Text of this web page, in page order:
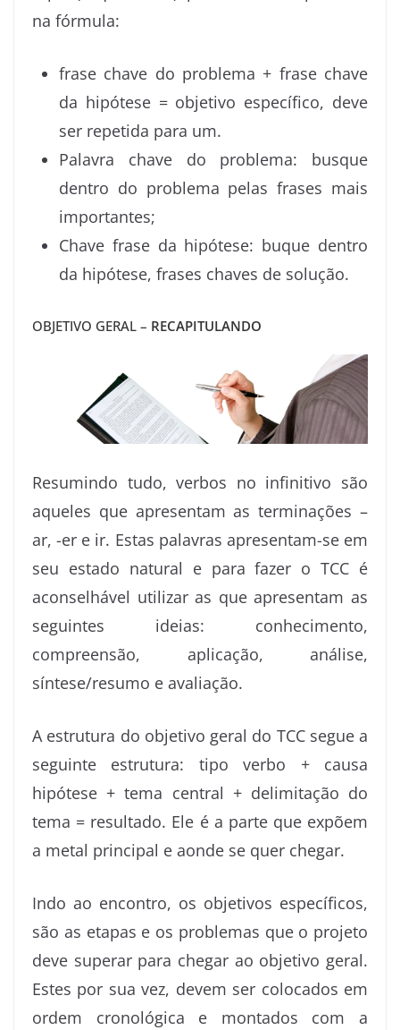
na fórmula:
frase chave do problema + frase chave
da hipótese = objetivo específico, deve
ser repetida para um.
Palavra chave do problema: busque
dentro do problema pelas frases mais
importantes;
Chave frase da hipótese: buque dentro
da hipótese, frases chaves de solução.
OBJETIVO GERAL – RECAPITULANDO
Resumindo tudo, verbos no infinitivo são
aqueles que apresentam as terminações –
ar, -er e ir. Estas palavras apresentam-se em
seu estado natural e para fazer o TCC é
aconselhável utilizar as que apresentam as
seguintes ideias: conhecimento,
compreensão, aplicação, análise,
síntese/resumo e avaliação.
A estrutura do objetivo geral do TCC segue a
seguinte estrutura: tipo verbo + causa
hipótese + tema central + delimitação do
tema = resultado. Ele é a parte que expõem
a metal principal e aonde se quer chegar.
Indo ao encontro, os objetivos específicos,
são as etapas e os problemas que o projeto
deve superar para chegar ao objetivo geral.
Estes por sua vez, devem ser colocados em
ordem cronológica e montados com a